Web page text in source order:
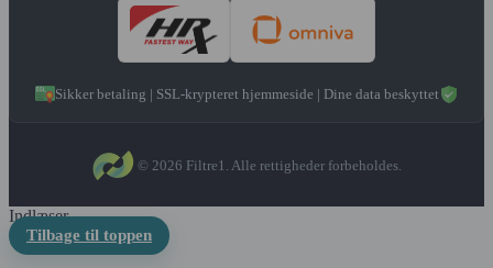
Sikker betaling | SSL-krypteret hjemmeside | Dine data beskyttet
© 2026 Filtre1. Alle rettigheder forbeholdes.
Indlæser...
Tilbage til toppen